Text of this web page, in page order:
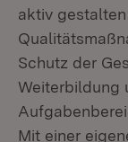
aktiv
Schutz der
Weiterbildung
Mit einer